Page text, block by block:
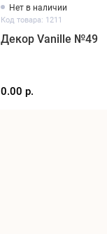
Нет в наличии
Код товара: 1211
Декор Vanille №49
0.00 р.